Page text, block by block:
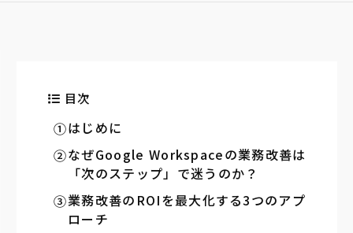
目次
はじめに
なぜGoogle Workspaceの業務改善は
「次のステップ」で迷うのか？
業務改善のROIを最大化する3つのアプ
ローチ